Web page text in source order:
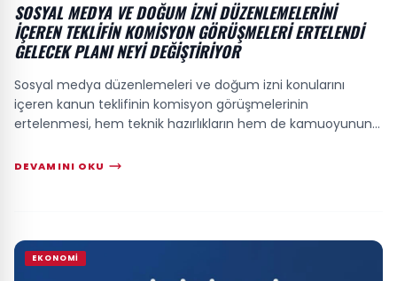
SOSYAL MEDYA VE DOĞUM IZNI DÜZENLEMELERINI
IÇEREN TEKLIFIN KOMISYON GÖRÜŞMELERI ERTELENDI
GELECEK PLANI NEYI DEĞIŞTIRIYOR
Sosyal medya düzenlemeleri ve doğum izni konularını
içeren kanun teklifinin komisyon görüşmelerinin
ertelenmesi, hem teknik hazırlıkların hem de kamuoyunun
DEVAMINI OKU
EKONOMI